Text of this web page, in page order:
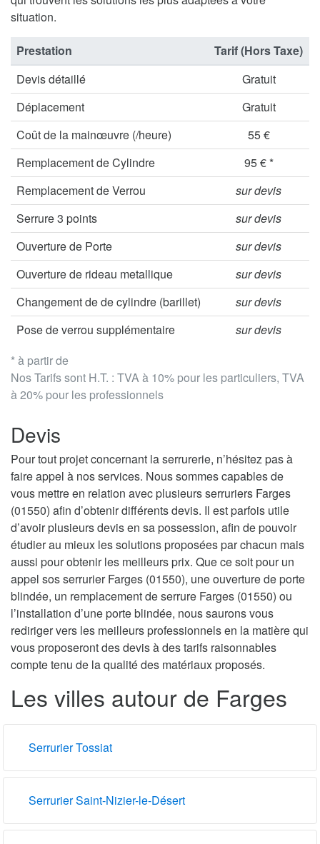
situation.
* à partir de
Nos Tarifs sont H.T. : TVA à 10% pour les particuliers, TVA
à 20% pour les professionnels
Prestation
Tarif (Hors Taxe)
Devis détaillé
Gratuit
Déplacement
Gratuit
Coût de la mainœuvre (/heure)
55 €
Remplacement de Cylindre
95 € *
Remplacement de Verrou
sur devis
Serrure 3 points
sur devis
Ouverture de Porte
sur devis
Ouverture de rideau metallique
sur devis
Changement de de cylindre (barillet)
sur devis
Pose de verrou supplémentaire
sur devis
Devis
Pour tout projet concernant la serrurerie, n’hésitez pas à
faire appel à nos services. Nous sommes capables de
vous mettre en relation avec plusieurs serruriers Farges
(01550) afin d’obtenir différents devis. Il est parfois utile
d’avoir plusieurs devis en sa possession, afin de pouvoir
étudier au mieux les solutions proposées par chacun mais
aussi pour obtenir les meilleurs prix. Que ce soit pour un
appel sos serrurier Farges (01550), une ouverture de porte
blindée, un remplacement de serrure Farges (01550) ou
l’installation d’une porte blindée, nous saurons vous
rediriger vers les meilleurs professionnels en la matière qui
vous proposeront des devis à des tarifs raisonnables
compte tenu de la qualité des matériaux proposés.
Les villes autour de Farges
Serrurier Tossiat
Serrurier Saint-Nizier-le-Désert